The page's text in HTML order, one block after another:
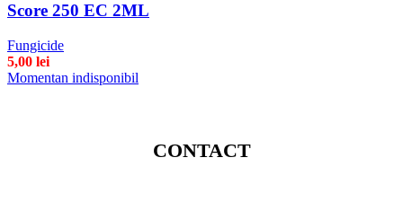
Score 250 EC 2ML
Fungicide
5,00 lei
Momentan indisponibil
CONTACT